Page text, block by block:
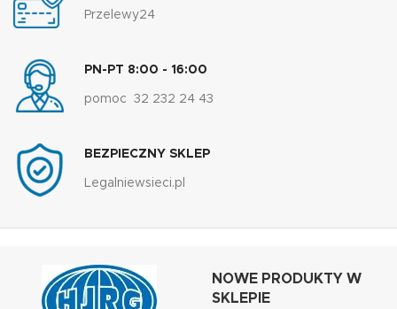
Przelewy24
PN-PT 8:00 - 16:00
pomoc 32 232 24 43
BEZPIECZNY SKLEP
Legalniewsieci.pl
NOWE PRODUKTY W
SKLEPIE